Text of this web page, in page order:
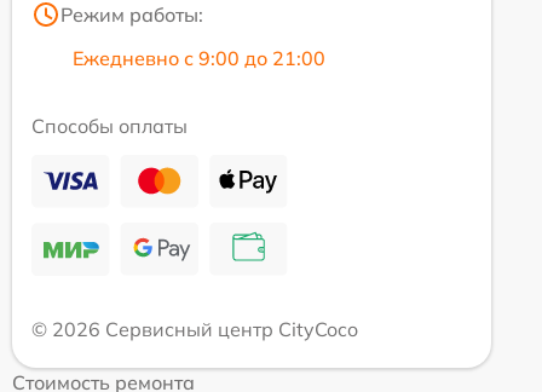
Режим работы:
Ежедневно с 9:00 до 21:00
Способы оплаты
© 2026 Сервисный центр CityCoco
Стоимость ремонта